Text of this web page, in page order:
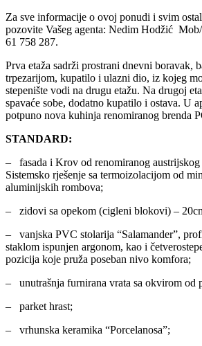
Za sve informacije o ovoj ponudi i svim
pozovite Vašeg agenta: Nedim Hodžić
61 758 287.
Prva etaža sadrži prostrani dnevni boravak,
trpezarijom, kupatilo i ulazni dio, iz kojeg
stepenište vodi na drugu etažu. Na drugoj
spavaće sobe, dodatno kupatilo i ostava. U
potpuno nova kuhinja renomiranog brenda
STANDARD:
– fasada i Krov od renomiranog austrijskog
Sistemsko rješenje sa termoizolacijom od
aluminijskih rombova;
– zidovi sa opekom (cigleni blokovi) –
– vanjska PVC stolarija “Salamander”,
staklom ispunjen argonom, kao i
pozicija koje pruža poseban nivo komfora;
– unutrašnja furnirana vrata sa okvirom od
– parket hrast;
– vrhunska keramika “Porcelanosa”;